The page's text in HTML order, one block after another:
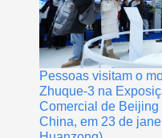
Pessoas visitam o
Zhuque-3 na
Comercial de
China, em 23 de